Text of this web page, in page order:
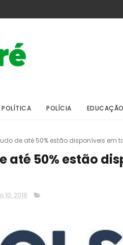
POLÍTICA POLÍCIA EDUCAÇÃO
de até 50% estão disponíveis em
até 50% estão
2016